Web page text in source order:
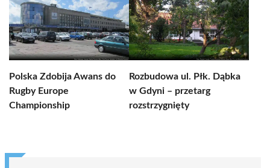
Polska Zdobija Awans do
Rugby Europe
Championship
Rozbudowa ul. Płk. Dąbka
w Gdyni – przetarg
rozstrzygnięty